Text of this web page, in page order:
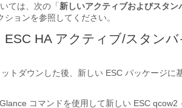
ては、次の「 新しいアクティブおよびスタン
ションを参照してください。
HA アクティブ/スタンバ
トダウンした後、新しい ESC パッケージに
コマンドを使用して新しい ESC qcow2